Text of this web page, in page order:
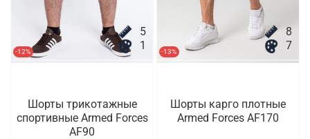
-12%
5
1
Шорты трикотажные
спортивные Armed Forces
AF90
-13%
8
7
Шорты карго плотные
Armed Forces AF170